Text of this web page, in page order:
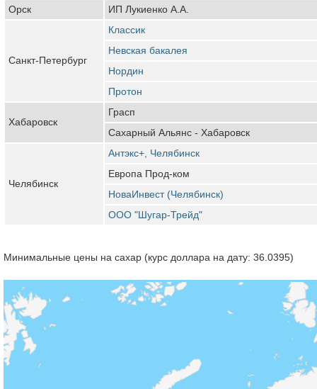
Орск
ИП Лукиенко А.А.
Санкт-Петербург
Классик
Невская бакалея
Нордин
Протон
Хабаровск
Грасп
Сахарный Альянс - Хабаровск
Челябинск
Антэкс+, Челябинск
Европа Прод-ком
НоваИнвест (Челябинск)
ООО "Шугар-Трейд"
Минимальные цены на сахар (курс доллара на дату: 36.0395)